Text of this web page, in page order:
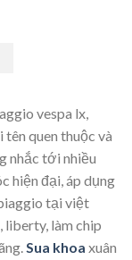
vespa lx,
tên quen thuộc và
nhắc tới nhiều
hiện đại, áp dụng
tại việt
liberty, làm chip
Sua khoa xuân